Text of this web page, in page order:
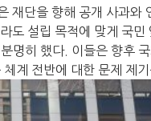
재단을 향해 공개 사과와
도 설립 목적에 맞게 국민
명히 했다. 이들은 향후
계 전반에 대한 문제 제